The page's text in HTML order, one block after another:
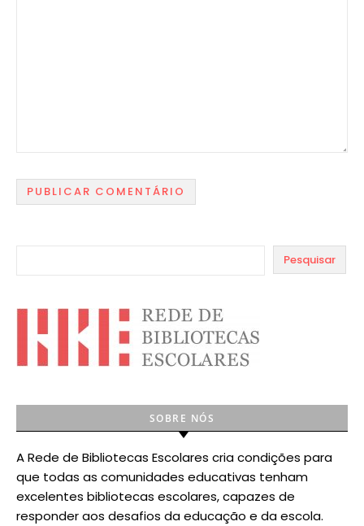
Pesquisar
SOBRE NÓS
A Rede de Bibliotecas Escolares cria condições para
que todas as comunidades educativas tenham
excelentes bibliotecas escolares, capazes de
responder aos desafios da educação e da escola.